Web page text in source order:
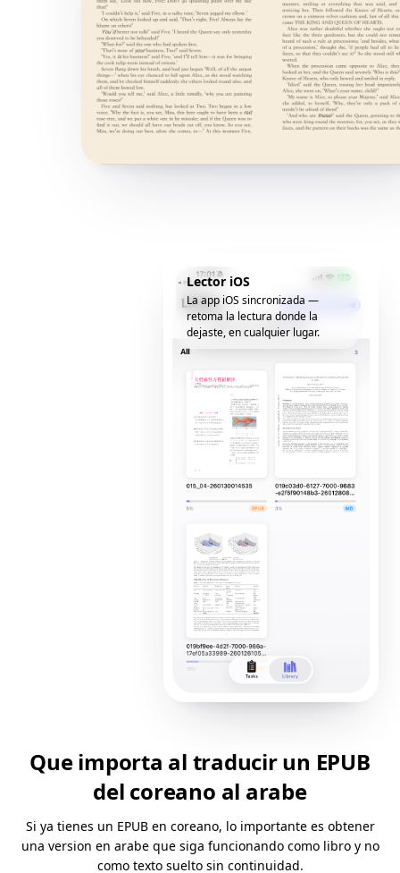
Lector iOS
La app iOS sincronizada —
retoma la lectura donde la
dejaste, en cualquier lugar.
Que importa al traducir un EPUB
del coreano al arabe
Si ya tienes un EPUB en coreano, lo importante es obtener
una version en arabe que siga funcionando como libro y no
como texto suelto sin continuidad.